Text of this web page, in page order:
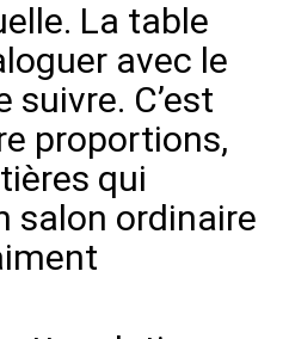
La table
avec le
suivre. C’est
proportions,
qui
salon ordinaire